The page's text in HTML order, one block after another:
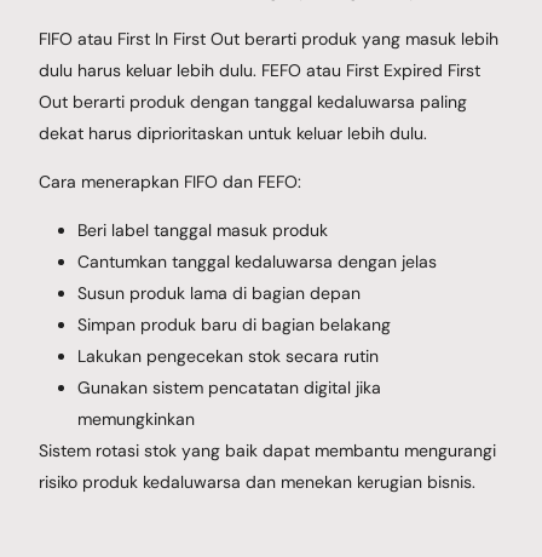
FIFO atau First In First Out berarti produk yang masuk lebih
dulu harus keluar lebih dulu. FEFO atau First Expired First
Out berarti produk dengan tanggal kedaluwarsa paling
dekat harus diprioritaskan untuk keluar lebih dulu.
Cara menerapkan FIFO dan FEFO:
Beri label tanggal masuk produk
Cantumkan tanggal kedaluwarsa dengan jelas
Susun produk lama di bagian depan
Simpan produk baru di bagian belakang
Lakukan pengecekan stok secara rutin
Gunakan sistem pencatatan digital jika
memungkinkan
Sistem rotasi stok yang baik dapat membantu mengurangi
risiko produk kedaluwarsa dan menekan kerugian bisnis.